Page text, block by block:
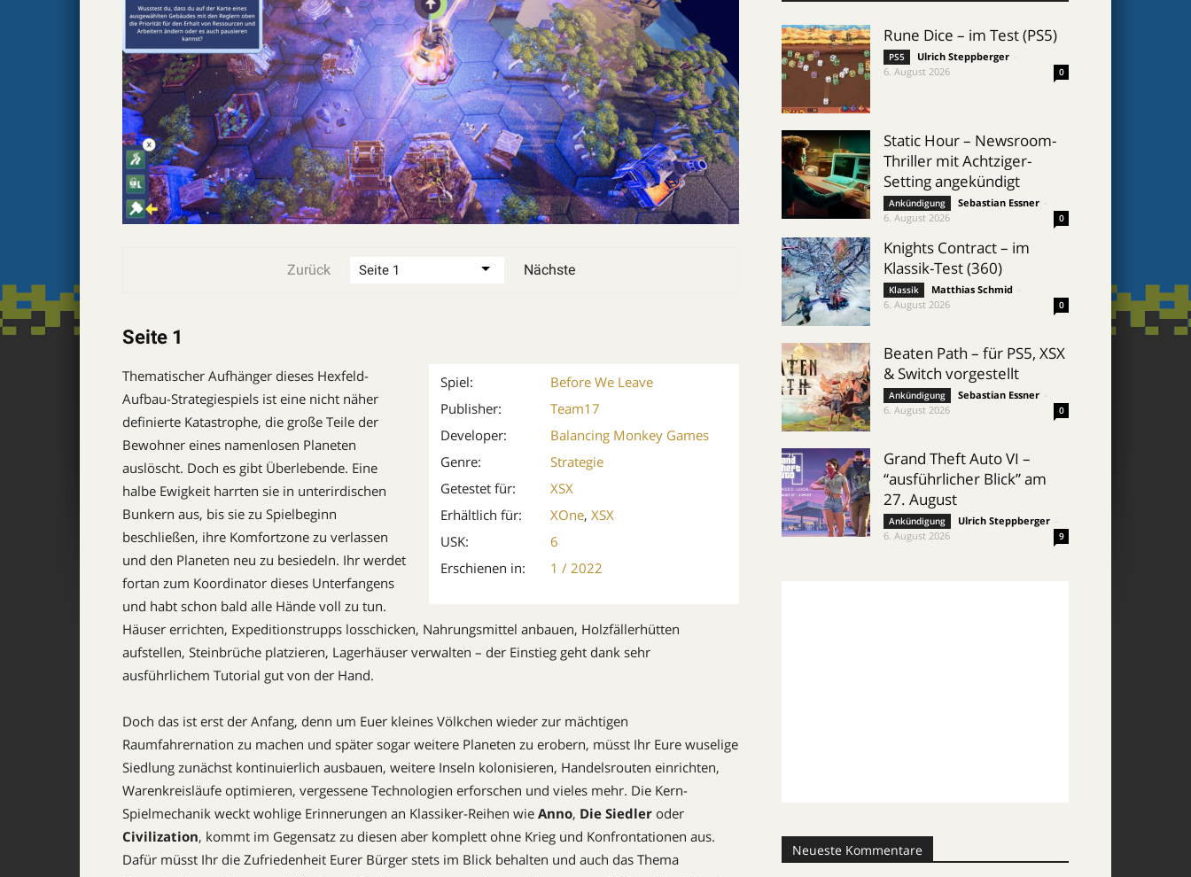
Zurück Nächste
Seite 1
Spiel:
Before We Leave
Publisher:
Team17
Developer:
Balancing Monkey Games
Genre:
Strategie
Getestet für:
XSX
Erhältlich für:
XOne, XSX
USK:
6
Erschienen in:
1 / 2022
Thematischer Aufhänger dieses Hexfeld-
Aufbau-Strategiespiels ist eine nicht näher
definierte Katastrophe, die große Teile der
Bewohner eines namenlosen Planeten
auslöscht. Doch es gibt Überlebende. Eine
halbe Ewigkeit harrten sie in unterirdischen
Bunkern aus, bis sie zu Spielbeginn
beschließen, ihre Komfortzone zu verlassen
und den Planeten neu zu besiedeln. Ihr werdet
fortan zum Koordinator dieses Unterfangens
und habt schon bald alle Hände voll zu tun.
Häuser errichten, Expeditionstrupps losschicken, Nahrungsmittel anbauen, Holzfällerhütten
aufstellen, ­Steinbrüche platzieren, Lagerhäuser verwalten – der Einstieg geht dank sehr
ausführlichem Tutorial gut von der Hand.
Doch das ist erst der Anfang, denn um Euer kleines Völkchen wieder zur mächtigen
Raumfahrernation zu machen und später sogar weitere Planeten zu erobern, müsst Ihr Eure wuselige
Siedlung zunächst kontinuierlich ausbauen, weitere Inseln kolonisieren, Handelsrouten einrichten,
Warenkreisläufe optimieren, vergessene Technologien erforschen und vieles mehr. Die Kern-
Spielmechanik weckt wohlige Erinnerungen an Klassiker-Reihen wie Anno, Die Siedler oder ­
Civilization, kommt im Gegensatz zu diesen aber komplett ohne Krieg und Konfrontationen aus.
Dafür müsst Ihr die Zufriedenheit Eurer Bürger stets im Blick behalten und auch das Thema
Rune Dice – im Test (PS5)
PS5 Ulrich Steppberger
6. August 2026
0
Static Hour – Newsroom-
Thriller mit Achtziger-
Setting angekündigt
Ankündigung Sebastian Essner
6. August 2026
0
Knights Contract – im
Klassik-Test (360)
Klassik Matthias Schmid
6. August 2026
0
Beaten Path – für PS5, XSX
& Switch vorgestellt
Ankündigung Sebastian Essner
6. August 2026
0
Grand Theft Auto VI –
“ausführlicher Blick” am
27. August
Ankündigung Ulrich Steppberger
6. August 2026
9
Neueste Kommentare